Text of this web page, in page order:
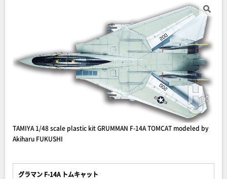
TAMIYA 1/48 scale plastic kit GRUMMAN F-14A TOMCAT modeled by
Akiharu FUKUSHI
グラマン F-14A トムキャット